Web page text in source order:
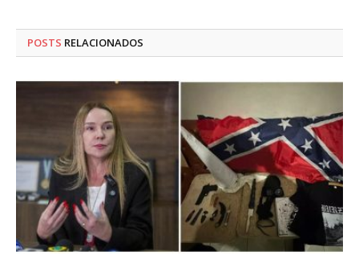
POSTS RELACIONADOS